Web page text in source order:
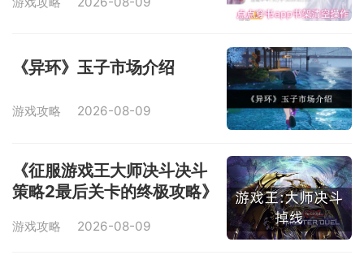
《异环》玉子市场介绍
游戏攻略 2026-08-09
《征服游戏王大师决斗决斗
策略2最后关卡的终极攻略》
决斗策略2最困难的关卡）
游戏攻略 2026-08-09